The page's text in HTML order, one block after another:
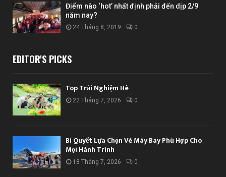
Điểm nào ‘hot’ nhất định phải đến dịp 2/9
năm nay?
24 Tháng 8, 2019 0
EDITOR'S PICKS
Top Trải Nghiệm Hè
22 Tháng 7, 2026 0
Bí Quyết Lựa Chọn Vé Máy Bay Phù Hợp Cho
Mọi Hành Trình
18 Tháng 7, 2026 0